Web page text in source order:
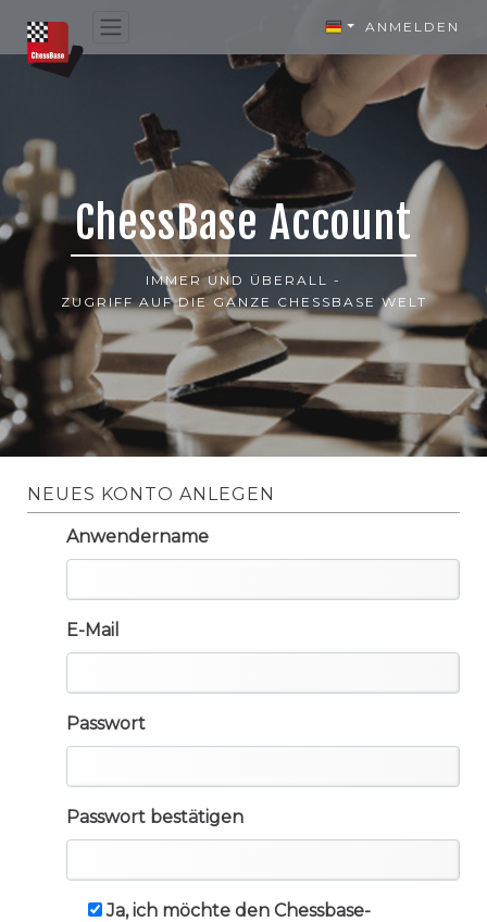
ANMELDEN
ChessBase Account
IMMER UND ÜBERALL -
ZUGRIFF AUF DIE GANZE CHESSBASE WELT
NEUES KONTO ANLEGEN
Anwendername
E-Mail
Passwort
Passwort bestätigen
Ja, ich möchte den Chessbase-